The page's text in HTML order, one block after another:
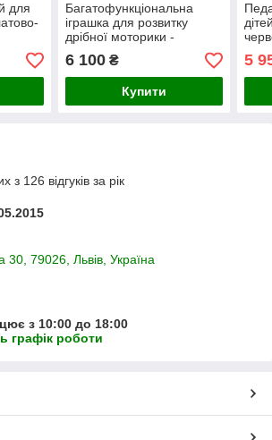
для
Багатофункціональна
іграшка для розвитку
дрібної моторики -
бізібудинок
6 100₴
Купити
5
з 126 відгуків за рік
30, 79026, Львів, Україна
з 10:00 до 18:00
графік роботи